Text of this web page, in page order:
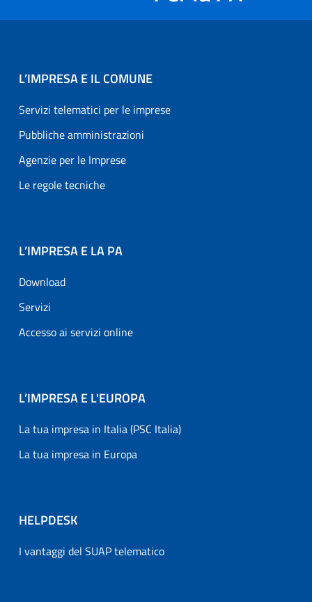
L’IMPRESA E IL COMUNE
Servizi telematici per le imprese
Pubbliche amministrazioni
Agenzie per le Imprese
Le regole tecniche
L’IMPRESA E LA PA
Download
Servizi
Accesso ai servizi online
L’IMPRESA E L'EUROPA
La tua impresa in Italia (PSC Italia)
La tua impresa in Europa
HELPDESK
I vantaggi del SUAP telematico